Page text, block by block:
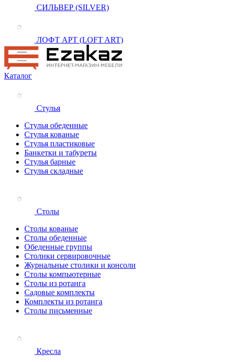
СИЛЬВЕР (SILVER)
ЛОФТ АРТ (LOFT ART)
Каталог
Стулья
Стулья обеденные
Стулья кованые
Стулья пластиковые
Банкетки и табуреты
Стулья барные
Стулья складные
Столы
Столы кованые
Столы обеденные
Обеденные группы
Столики сервировочные
Журнальные столики и консоли
Столы компьютерные
Столы из ротанга
Садовые комплекты
Комплекты из ротанга
Столы письменные
Кресла